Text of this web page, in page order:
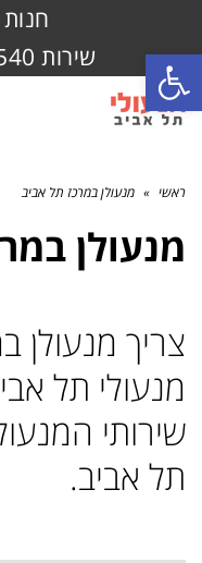
פתח סרגל נגישות
חנות 03-5546331
שירות 054-2060540 (24/7)
ראשי » מנעולן במרכז תל אביב
מנעולן
צריך מנעולן
מנעולי תל
שירותי
תל אביב.